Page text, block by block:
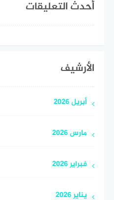
أحدث التعليقات
الأرشيف
أبريل 2026
مارس 2026
فبراير 2026
يناير 2026